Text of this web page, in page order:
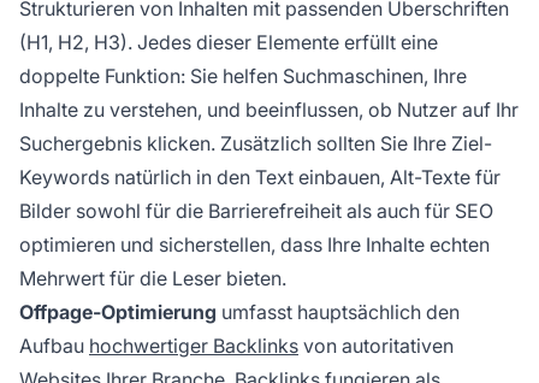
Strukturieren von Inhalten mit passenden Überschriften
(H1, H2, H3). Jedes dieser Elemente erfüllt eine
doppelte Funktion: Sie helfen Suchmaschinen, Ihre
Inhalte zu verstehen, und beeinflussen, ob Nutzer auf Ihr
Suchergebnis klicken. Zusätzlich sollten Sie Ihre Ziel-
Keywords natürlich in den Text einbauen, Alt-Texte für
Bilder sowohl für die Barrierefreiheit als auch für SEO
optimieren und sicherstellen, dass Ihre Inhalte echten
Mehrwert für die Leser bieten.
Offpage-Optimierung umfasst hauptsächlich den
Aufbau hochwertiger Backlinks von autoritativen